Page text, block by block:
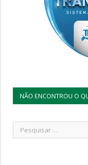
NÃO ENCONTROU O